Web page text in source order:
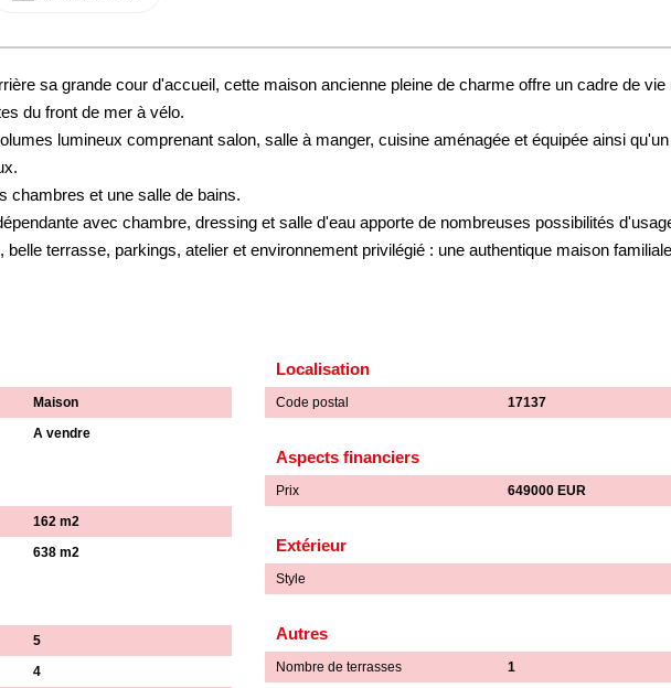
sa grande cour d'accueil, cette maison ancienne pleine de charme offre un cadre de vie
du front de mer à vélo.
lumineux comprenant salon, salle à manger, cuisine aménagée et équipée ainsi qu'un
chambres et une salle de bains.
avec chambre, dressing et salle d'eau apporte de nombreuses possibilités
terrasse, parkings, atelier et environnement privilégié : une authentique maison
Maison
A vendre
Localisation
Code postal 17137
Aspects financiers
Prix 649000 EUR
162 m2
638 m2 Extérieur
Style
5
4
Autres
Nombre de terrasses
1